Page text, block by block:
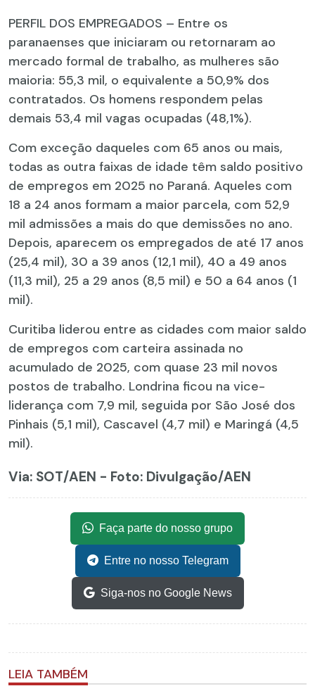
PERFIL DOS EMPREGADOS – Entre os
paranaenses que iniciaram ou retornaram ao
mercado formal de trabalho, as mulheres são
maioria: 55,3 mil, o equivalente a 50,9% dos
contratados. Os homens respondem pelas
demais 53,4 mil vagas ocupadas (48,1%).
Com exceção daqueles com 65 anos ou mais,
todas as outra faixas de idade têm saldo positivo
de empregos em 2025 no Paraná. Aqueles com
18 a 24 anos formam a maior parcela, com 52,9
mil admissões a mais do que demissões no ano.
Depois, aparecem os empregados de até 17 anos
(25,4 mil), 30 a 39 anos (12,1 mil), 40 a 49 anos
(11,3 mil), 25 a 29 anos (8,5 mil) e 50 a 64 anos (1
mil).
Curitiba liderou entre as cidades com maior saldo
de empregos com carteira assinada no
acumulado de 2025, com quase 23 mil novos
postos de trabalho. Londrina ficou na vice-
liderança com 7,9 mil, seguida por São José dos
Pinhais (5,1 mil), Cascavel (4,7 mil) e Maringá (4,5
mil).
Via: SOT/AEN - Foto: Divulgação/AEN
Faça parte do nosso grupo
Entre no nosso Telegram
Siga-nos no Google News
LEIA TAMBÉM